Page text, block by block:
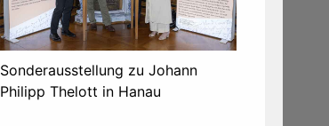
Sonderausstellung zu Johann
Philipp Thelott in Hanau